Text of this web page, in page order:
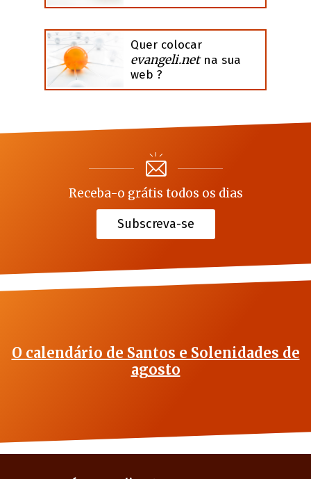
Quer colocar
evangeli.netna sua
web ?
Receba-o grátis todos os dias
Subscreva-se
O calendário de Santos e Solenidades de
agosto